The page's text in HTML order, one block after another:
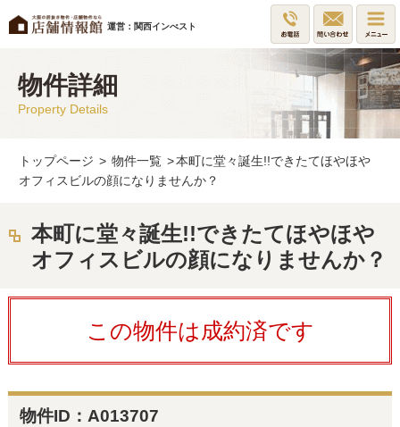
運営：関西インべスト
物件詳細
Property Details
トップページ > 物件一覧 >本町に堂々誕生!!できたてほやほや
オフィスビルの顔になりませんか？
本町に堂々誕生!!できたてほやほや
オフィスビルの顔になりませんか？
この物件は成約済です
物件ID：A013707